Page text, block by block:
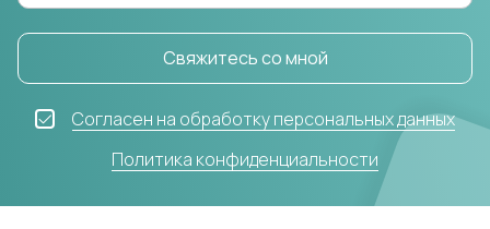
Свяжитесь со мной
Согласен на обработку персональных данных
Политика конфиденциальности